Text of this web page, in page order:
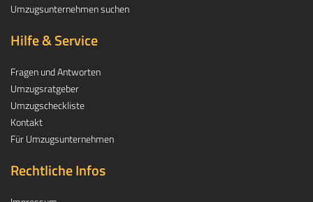
Umzugsunternehmen suchen
Hilfe & Service
Fragen und Antworten
Umzugsratgeber
Umzugscheckliste
Kontakt
Für Umzugsunternehmen
Rechtliche Infos